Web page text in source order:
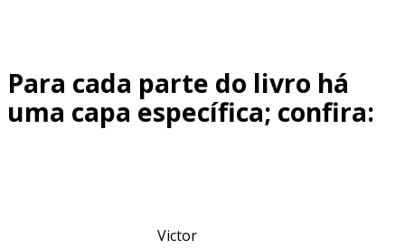
Para cada parte do livro há
uma capa específica; confira:
Victor